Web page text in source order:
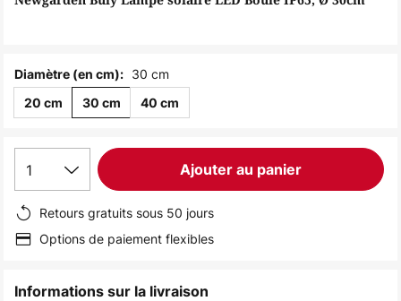
Diamètre (en cm): 30 cm
20 cm 30 cm 40 cm
1 Ajouter au panier
Retours gratuits sous 50 jours
Options de paiement flexibles
Informations sur la livraison